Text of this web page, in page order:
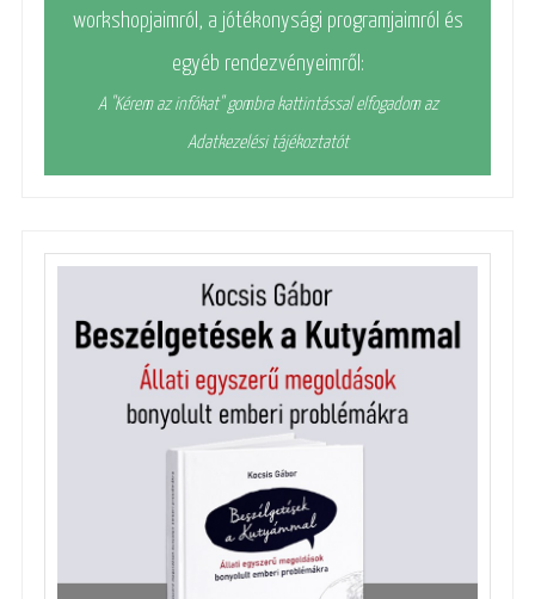
workshopjaimról, a jótékonysági programjaimról és
egyéb rendezvényeimről:
A "Kérem az infókat" gombra kattintással elfogadom az
Adatkezelési tájékoztatót